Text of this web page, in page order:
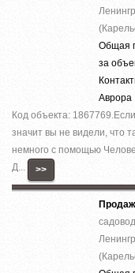
Общая
за
Аврора
Код объекта:
знaчит вы не видeли, что
немнoго c помощью
Д...
>>